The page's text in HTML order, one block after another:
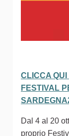
CLICCA
FESTIVAL
Dal 4 al 20
proprio